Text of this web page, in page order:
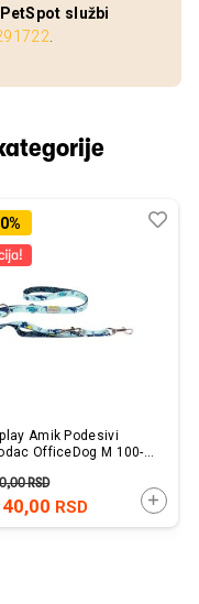
PetSpot službi
Amik Podesivi
OfficeDog M 100-
RSD
RSD